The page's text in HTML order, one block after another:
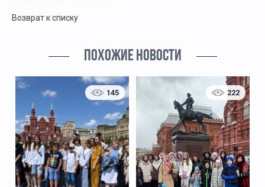
Возврат к списку
ПОХОЖИЕ НОВОСТИ
145 222